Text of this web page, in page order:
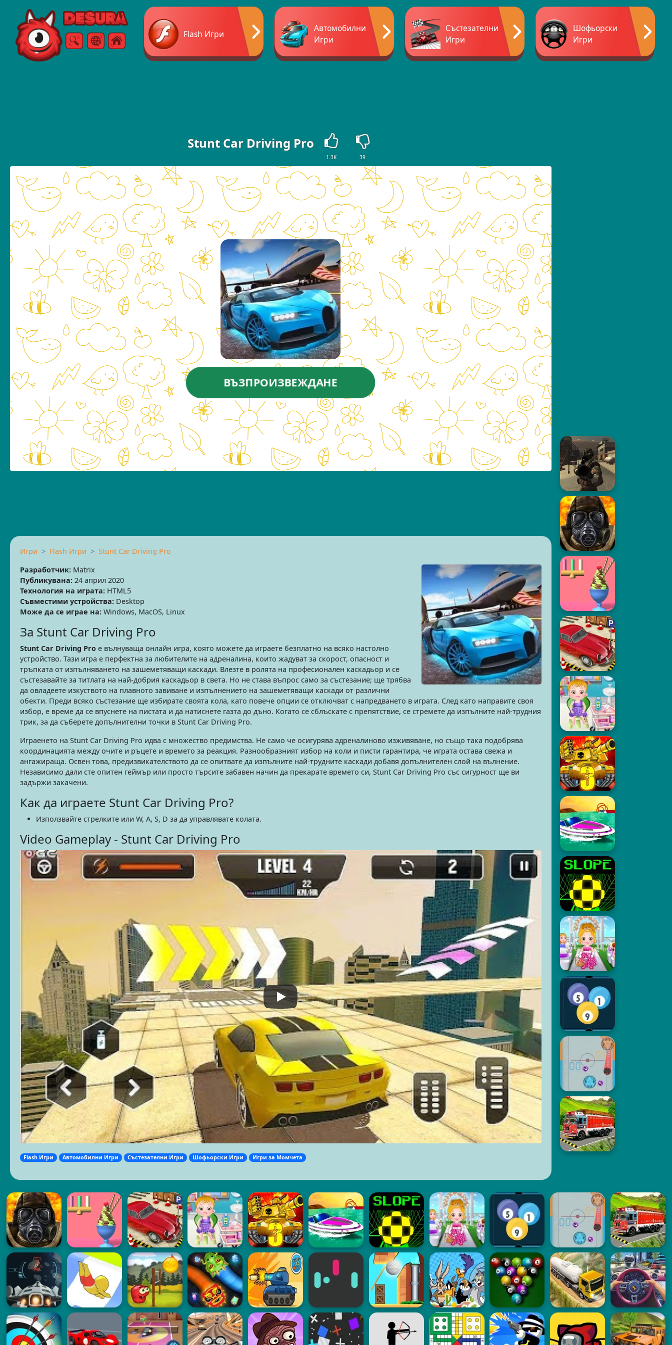
Free Online Games
ТърсенеМеню
Flash Игри
Автомобилни
Игри
Състезателни
Игри
Шофьорски
Игри
Stunt Car Driving Pro
1.3K 39
ВЪЗПРОИЗВЕЖДАНЕ
Игри Flash Игри
Stunt Car Driving Pro
Разработчик: Matrix
Публикувана: 24 април 2020
Технология на играта: HTML5
Съвместими устройства: Desktop
Може да се играе на: Windows, MacOS, Linux
За Stunt Car Driving Pro
Stunt Car Driving Pro е вълнуваща онлайн игра, която можете да играете безплатно на всяко настолно
устройство. Тази игра е перфектна за любителите на адреналина, които жадуват за скорост, опасност и
тръпката от изпълняването на зашеметяващи каскади. Влезте в ролята на професионален каскадьор и се
състезавайте за титлата на най-добрия каскадьор в света. Но не става въпрос само за състезание; ще трябва
да овладеете изкуството на плавното завиване и изпълнението на зашеметяващи каскади от различни
обекти. Преди всяко състезание ще избирате своята кола, като повече опции се отключват с напредването в играта. След като направите своя
избор, е време да се впуснете на пистата и да натиснете газта до дъно. Когато се сблъскате с препятствие, се стремете да изпълните най-трудния
трик, за да съберете допълнителни точки в Stunt Car Driving Pro.
Играенето на Stunt Car Driving Pro идва с множество предимства. Не само че осигурява адреналиново изживяване, но също така подобрява
координацията между очите и ръцете и времето за реакция. Разнообразният избор на коли и писти гарантира, че играта остава свежа и
ангажираща. Освен това, предизвикателството да се опитвате да изпълните най-трудните каскади добавя допълнителен слой на вълнение.
Независимо дали сте опитен геймър или просто търсите забавен начин да прекарате времето си, Stunt Car Driving Pro със сигурност ще ви
задържи закачени.
Как да играете Stunt Car Driving Pro?
Използвайте стрелките или W, A, S, D за да управлявате колата.
Video Gameplay - Stunt Car Driving Pro
Flash Игри Автомобилни Игри Състезателни Игри Шофьорски Игри Игри за Момчета